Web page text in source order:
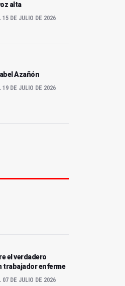
alta
15 DE JULIO DE 2026
Azañón
19 DE JULIO DE 2026
el verdadero
trabajador enferme
07 DE JULIO DE 2026